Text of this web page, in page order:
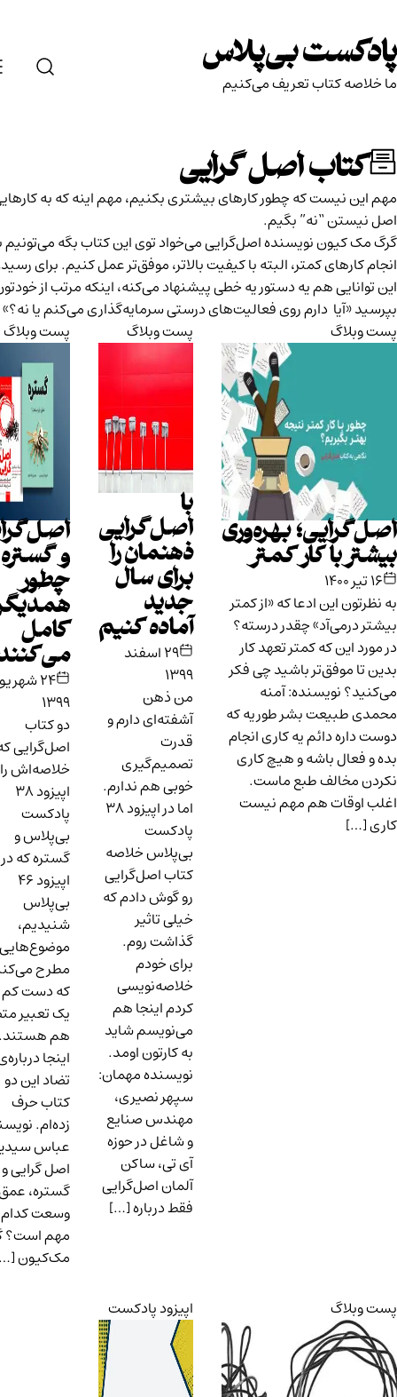
بی‌پلاس
کتاب تعریف می‌کنیم
کتاب اصل گرایی
نیست که چطور کارهای بیشتری بکنیم، مهم اینه که به کارهایی که
“نه” بگیم.
کیون نویسنده اصل‌گرایی می‌خواد توی این کتاب بگه می‌تونیم با
کارهای کمتر، البته با کیفیت بالاتر، موفق‌تر عمل کنیم. برای رسیدن به
هم یه دستور یه خطی پیشنهاد می‌کنه، اینکه مرتب از خودتون
«آیا دارم روی فعالیت‌های درستی سرمایه‌گذاری می‌کنم یا نه؟»
بهره‌وری
با کار کمتر
این ادعا که «از کمتر
درمی‌آد» چقدر درسته؟
این که کمتر تعهد کار
تا موفق‌تر باشید چی فکر
نویسنده: آمنه
طبیعت بشر طوریه که
داره دائم یه کاری انجام
فعال باشه و هیچ کاری
مخالف طبع ماست.
اوقات هم مهم نیست
[…]
پست وبلاگ
اصل‌گرایی
ذهنمان را
برای سال
جدید
آماده کنیم
۲۹ اسفند
۱۳۹۹
من ذهن
آشفته‌ای دارم و
قدرت
تصمیم‌گیری
خوبی هم ندارم.
اما در اپیزود ۳۸
پادکست
‌بی‌پلاس خلاصه
کتاب اصل‌گرایی
رو گوش دادم که
خیلی تاثیر
گذاشت روم.
برای خودم
خلاصه‌نویسی
کردم اینجا هم
می‌نویسم شاید
به کارتون اومد.
نویسنده مهمان:
سپهر نصیری،
مهندس صنایع
و شاغل در حوزه
آی تی، ساکن
آلمان اصل‌گرایی
فقط درباره […]
پست وبلاگ
اصل‌گرایی
و گستره
چطور
همدیگر را
کامل
می‌کنند؟
۲۴ شهریور
۱۳۹۹
دو کتاب
اصل‌گرایی که
خلاصه‌اش را در
اپیزود ۳۸
پادکست
بی‌پلاس و
گستره که در
اپیزود ۴۶
بی‌پلاس
شنیدیم،
موضوع‌هایی را
مطرح می‌کنند
که دست کم به
یک تعبیر متضاد
هم هستند.
اینجا درباره‌ی
تضاد این دو
کتاب حرف
زده‌ام. نویسنده:
عباس سیدین
اصل گرایی و
گستره، عمق یا
وسعت کدام
مهم است؟ گرگ
مک‌کیون […]
اپیزود پادکست